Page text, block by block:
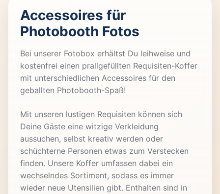
Accessoires für
Photobooth Fotos
Bei unserer Fotobox erhältst Du leihweise und
kostenfrei einen prallgefüllten Requisiten-Koffer
mit unterschiedlichen Accessoires für den
geballten Photobooth-Spaß!
Mit unseren lustigen Requisiten können sich
Deine Gäste eine witzige Verkleidung
aussuchen, selbst kreativ werden oder
schüchterne Personen etwas zum Verstecken
finden. Unsere Koffer umfassen dabei ein
wechselndes Sortiment, sodass es immer
wieder neue Utensilien gibt. Enthalten sind in